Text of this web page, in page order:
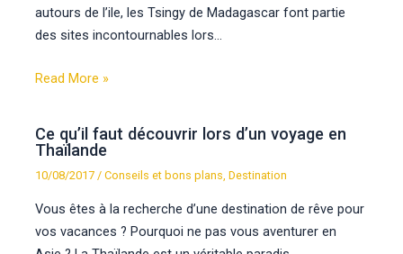
autours de l’ile, les Tsingy de Madagascar font partie
des sites incontournables lors…
Read More »
Ce qu’il faut découvrir lors d’un voyage en
Thaïlande
10/08/2017/Conseils et bons plans,Destination
Vous êtes à la recherche d’une destination de rêve pour
vos vacances ? Pourquoi ne pas vous aventurer en